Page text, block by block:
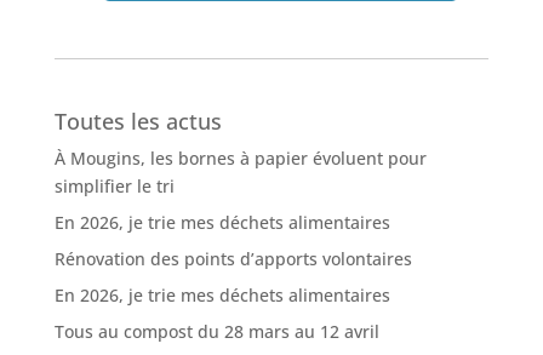
Toutes les actus
À Mougins, les bornes à papier évoluent pour
simplifier le tri
En 2026, je trie mes déchets alimentaires
Rénovation des points d’apports volontaires
En 2026, je trie mes déchets alimentaires
Tous au compost du 28 mars au 12 avril